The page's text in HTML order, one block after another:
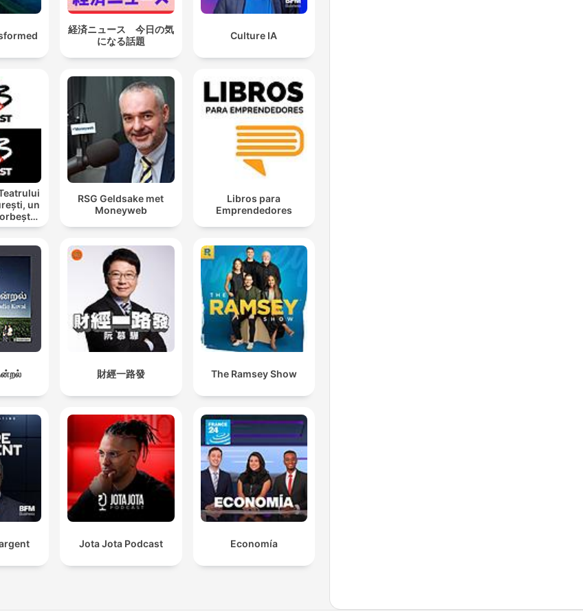
経済ニュース 今日の気
になる話題
Culture IA
un
RSG Geldsake met
Moneyweb
Libros para
Emprendedores
財經一路發 The Ramsey Show
Jota Jota Podcast Economía